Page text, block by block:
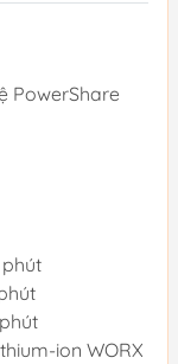
PowerShare
phút
ion WORX